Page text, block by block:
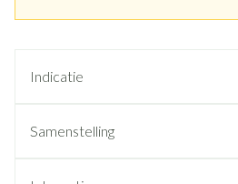
Indicatie
Samenstelling